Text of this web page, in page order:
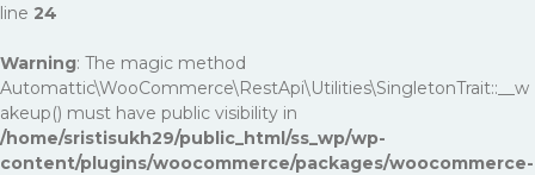
line 24
Warning: The magic method
Automattic\WooCommerce\RestApi\Utilities\SingletonTrait::__w
akeup() must have public visibility in
/home/sristisukh29/public_html/ss_wp/wp-
content/plugins/woocommerce/packages/woocommerce-